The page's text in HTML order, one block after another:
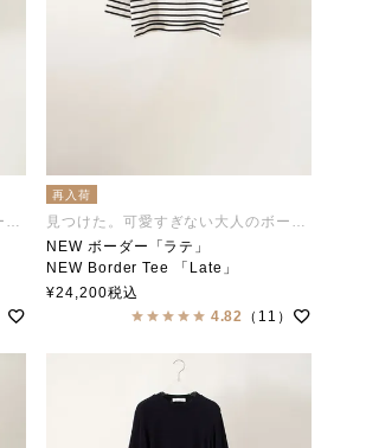
見つけた。可愛すぎない大人のボーダー
再入荷
見つけた。可愛すぎない大人のボーダー
NEW ボーダー「ラテ」
NEW Border Tee 「Late」
soutiencollar（ステンカラー）
¥24,200税込
4.82
（11）